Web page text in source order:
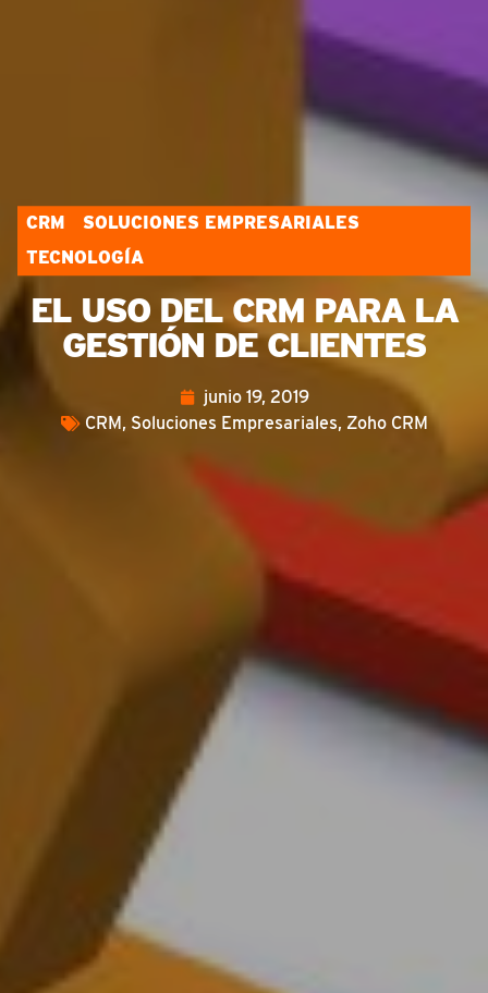
CRM
SOLUCIONES EMPRESARIALES
TECNOLOGÍA
EL USO DEL CRM PARA LA
GESTIÓN DE CLIENTES
junio 19, 2019
CRM , Soluciones Empresariales, Zoho CRM